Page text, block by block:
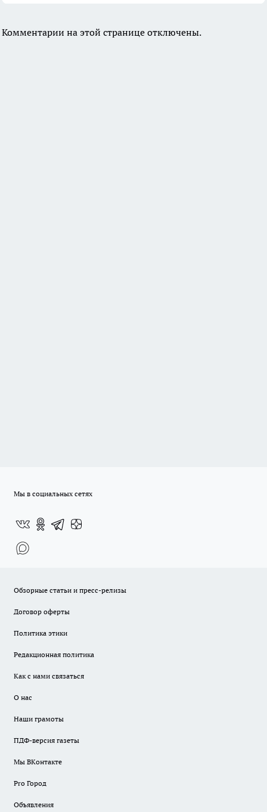
Комментарии на этой странице отключены.
Мы в социальных сетях
Обзорные статьи и пресс-релизы
Договор оферты
Политика этики
Редакционная политика
Как с нами связаться
О нас
Наши грамоты
ПДФ-версия газеты
Мы ВКонтакте
Pro Город
Объявления